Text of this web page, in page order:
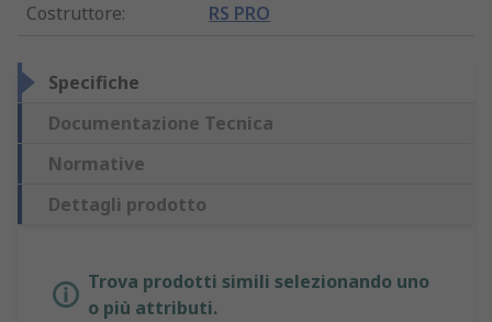
Costruttore: RS PRO
Specifiche
Documentazione Tecnica
Normative
Dettagli prodotto
Trova prodotti simili selezionando uno
o più attributi.